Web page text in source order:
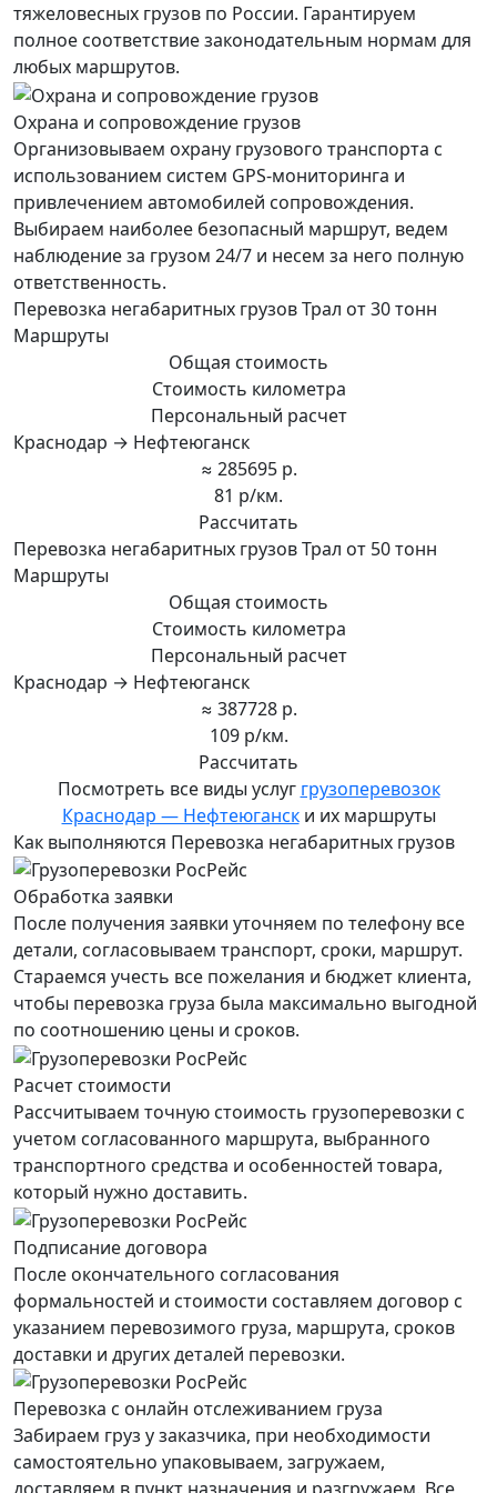
тяжеловесных грузов по России. Гарантируем
полное соответствие законодательным нормам для
любых маршрутов.
Охрана и сопровождение грузов
Организовываем охрану грузового транспорта с
использованием систем GPS-мониторинга и
привлечением автомобилей сопровождения.
Выбираем наиболее безопасный маршрут, ведем
наблюдение за грузом 24/7 и несем за него полную
ответственность.
Перевозка негабаритных грузов Трал от 30 тонн
Маршруты
Общая стоимость
Стоимость километра
Персональный расчет
Краснодар → Нефтеюганск
≈ 285695 р.
81 р/км.
Рассчитать
Перевозка негабаритных грузов Трал от 50 тонн
Маршруты
Общая стоимость
Стоимость километра
Персональный расчет
Краснодар → Нефтеюганск
≈ 387728 р.
109 р/км.
Рассчитать
Посмотреть все виды услуг грузоперевозок
Краснодар — Нефтеюгански их маршруты
Как выполняются Перевозка негабаритных грузов
Обработка заявки
После получения заявки уточняем по телефону все
детали, согласовываем транспорт, сроки, маршрут.
Стараемся учесть все пожелания и бюджет клиента,
чтобы перевозка груза была максимально выгодной
по соотношению цены и сроков.
Расчет стоимости
Рассчитываем точную стоимость грузоперевозки с
учетом согласованного маршрута, выбранного
транспортного средства и особенностей товара,
который нужно доставить.
Подписание договора
После окончательного согласования
формальностей и стоимости составляем договор с
указанием перевозимого груза, маршрута, сроков
доставки и других деталей перевозки.
Перевозка с онлайн отслеживанием груза
Забираем груз у заказчика, при необходимости
самостоятельно упаковываем, загружаем,